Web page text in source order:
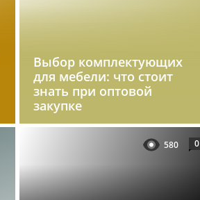
Выбор комплектующих
для мебели: что стоит
знать при оптовой
закупке
580 0